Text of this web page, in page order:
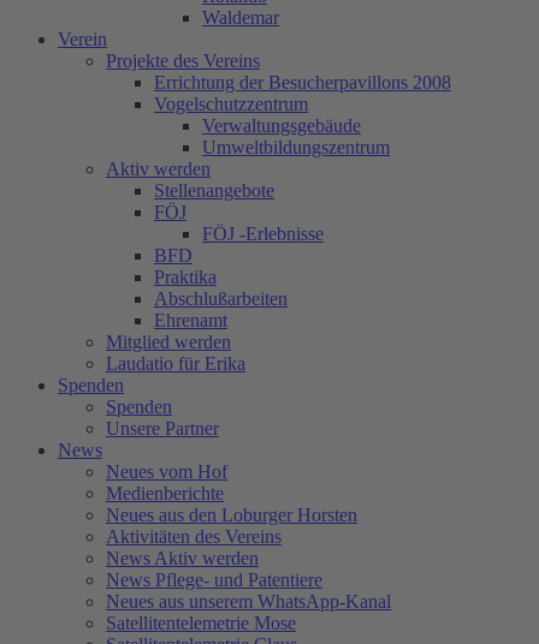
Waldemar
Verein
Projekte des Vereins
Errichtung der Besucherpavillons 2008
Vogelschutzzentrum
Verwaltungsgebäude
Umweltbildungszentrum
Aktiv werden
Stellenangebote
FÖJ
FÖJ -Erlebnisse
BFD
Praktika
Abschlußarbeiten
Ehrenamt
Mitglied werden
Laudatio für Erika
Spenden
Spenden
Unsere Partner
News
Neues vom Hof
Medienberichte
Neues aus den Loburger Horsten
Aktivitäten des Vereins
News Aktiv werden
News Pflege- und Patentiere
Neues aus unserem WhatsApp-Kanal
Satellitentelemetrie Mose